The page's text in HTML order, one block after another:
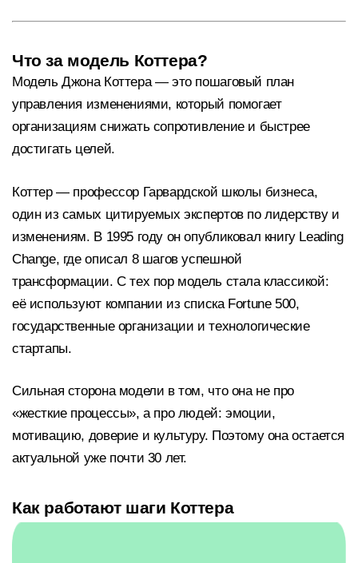
Что за модель Коттера?
Модель Джона Коттера — это пошаговый план
управления изменениями, который помогает
организациям снижать сопротивление и быстрее
достигать целей.
Коттер — профессор Гарвардской школы бизнеса,
один из самых цитируемых экспертов по лидерству и
изменениям. В 1995 году он опубликовал книгу Leading
Change, где описал 8 шагов успешной
трансформации. С тех пор модель стала классикой:
её используют компании из списка Fortune 500,
государственные организации и технологические
стартапы.
Сильная сторона модели в том, что она не про
«жесткие процессы», а про людей: эмоции,
мотивацию, доверие и культуру. Поэтому она остается
актуальной уже почти 30 лет.
Как работают шаги Коттера